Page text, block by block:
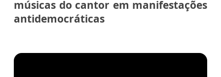
músicas do cantor em manifestações
antidemocráticas